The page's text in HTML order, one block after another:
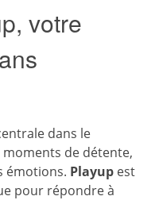
votre
dans le
de détente,
émotions. Playup est
pour répondre à